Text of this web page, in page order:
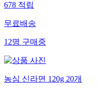
678적립
무료배송
12명구매중
농심 신라면 120g 20개